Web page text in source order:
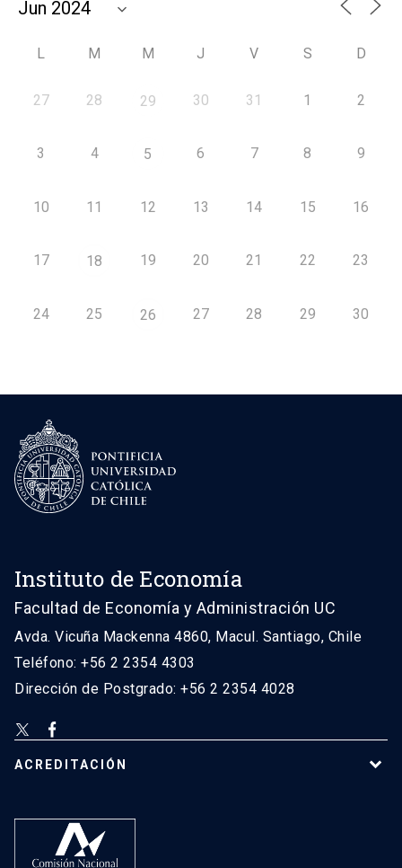
L M M J V S D
27 28 29 30 31 1 2
3 4 5 6 7 8 9
10 11 12 13 14 15 16
17 18 19 20 21 22 23
24 25 26 27 28 29 30
Instituto de Economía
Facultad de Economía y Administración UC
Avda. Vicuña Mackenna 4860, Macul. Santiago, Chile
Teléfono: +56 2 2354 4303
Dirección de Postgrado: +56 2 2354 4028
ACREDITACIÓN